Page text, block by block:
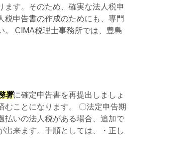
ます。そのため、確実な法人税申
税申告書の作成のためにも、専門
。 CIMA税理士事務所では、豊島
署に確定申告書を再提出しましょ
むことになります。 〇法定申告期
払いの法人税がある場合、追加で
出来ます。手順としては、・正し